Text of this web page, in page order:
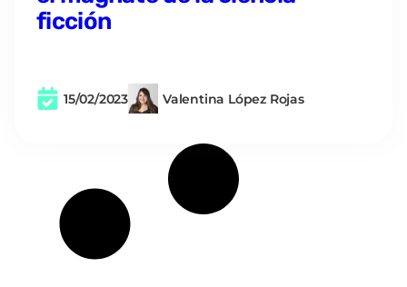
ficción
15/02/2023 Valentina López Rojas